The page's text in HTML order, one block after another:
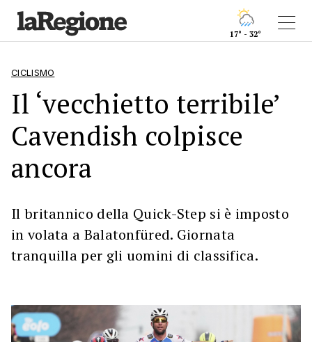
17° - 32°
CICLISMO
Il ‘vecchietto terribile’
Cavendish colpisce
ancora
Il britannico della Quick-Step si è imposto
in volata a Balatonfüred. Giornata
tranquilla per gli uomini di classifica.